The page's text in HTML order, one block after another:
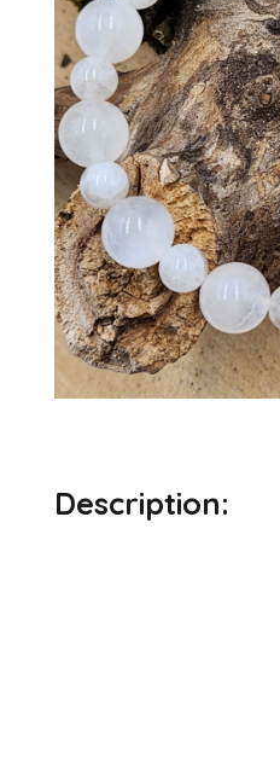
Description: